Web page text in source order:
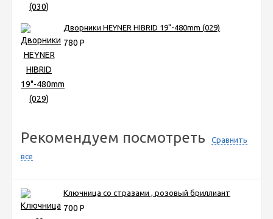
Дворники HEYNER HIBRID 19"-480mm (029)
780 Р
Рекомендуем посмотреть
Сравнить
все
Ключница со стразами , розовый бриллиант
700 Р